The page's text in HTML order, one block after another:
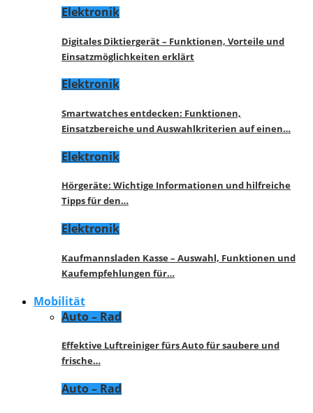
Elektronik
Digitales Diktiergerät – Funktionen, Vorteile und
Einsatzmöglichkeiten erklärt
Elektronik
Smartwatches entdecken: Funktionen,
Einsatzbereiche und Auswahlkriterien auf einen…
Elektronik
Hörgeräte: Wichtige Informationen und hilfreiche
Tipps für den…
Elektronik
Kaufmannsladen Kasse – Auswahl, Funktionen und
Kaufempfehlungen für…
Mobilität
Auto – Rad
Effektive Luftreiniger fürs Auto für saubere und
frische…
Auto – Rad